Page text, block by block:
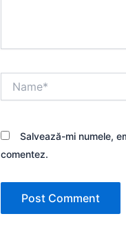
Salvează-mi numele,
comentez.